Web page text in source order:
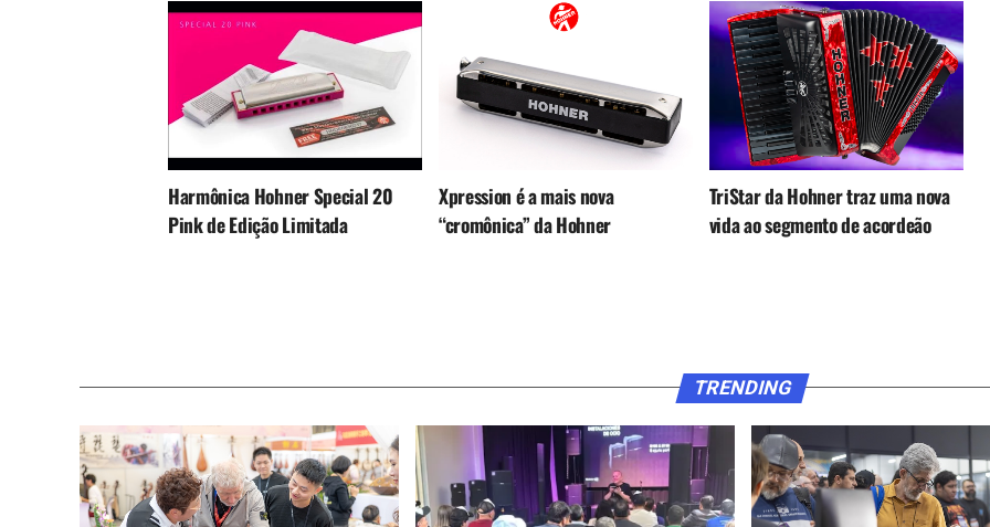
Harmônica Hohner Special 20
Pink de Edição Limitada
Xpression é a mais nova
“cromônica” da Hohner
TriStar da Hohner traz uma nova
vida ao segmento de acordeão
TRENDING